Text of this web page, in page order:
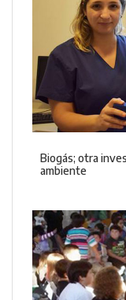
Biogás; otra
ambiente